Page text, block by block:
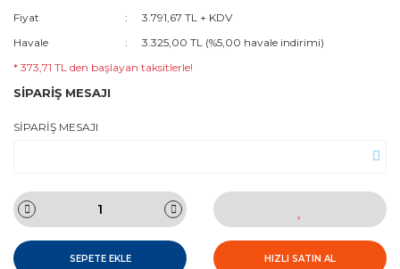
Fiyat
3.791,67 TL + KDV
Havale
3.325,00 TL (%5,00 havale indirimi)
* 373,71 TL den başlayan taksitlerle!
SİPARİŞ MESAJI
SİPARİŞ MESAJI
SEPETE EKLE HIZLI SATIN AL